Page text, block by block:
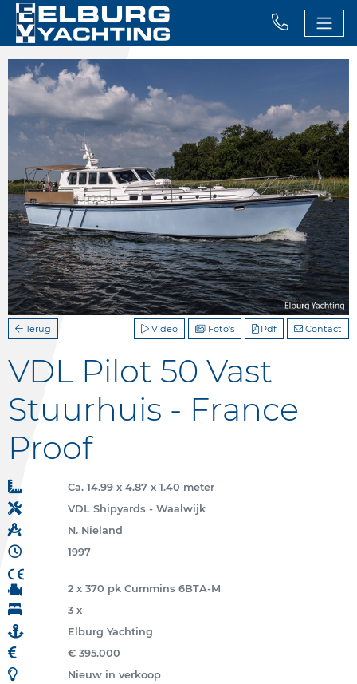
Terug Contact
Pdf
Foto's
Video
VDL Pilot 50 Vast
Stuurhuis - France
Proof
Ca. 14.99 x 4.87 x 1.40 meter
VDL Shipyards - Waalwijk
N. Nieland
1997
2 x 370 pk Cummins 6BTA-M
3 x
Elburg Yachting
€ 395.000
Nieuw in verkoop